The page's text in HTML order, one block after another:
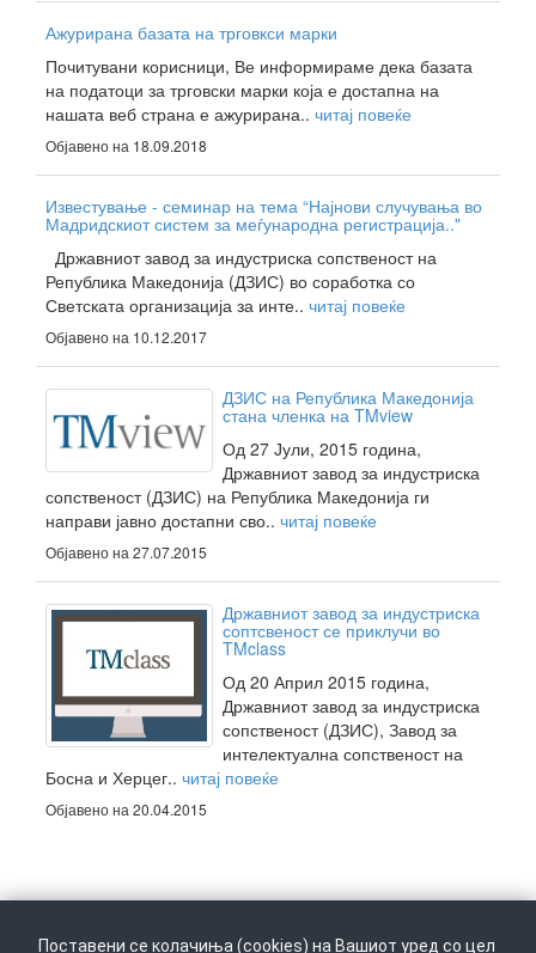
Ажурирана базата на трговкси марки
Почитувани корисници, Ве информираме дека базата
на податоци за трговски марки која е достапна на
нашата веб страна е ажурирана.. читај повеќе
Објавено на 18.09.2018
Известување - семинар на тема “Најнови случувања во
Мадридскиот систем за меѓународна регистрација.."
Државниот завод за индустриска сопственост на
Република Македонија (ДЗИС) во соработка со
Светската организација за инте.. читај повеќе
Објавено на 10.12.2017
ДЗИС на Република Македонија
стана членка на TMview
Од 27 Јули, 2015 година,
Државниот завод за индустриска
сопственост (ДЗИС) на Република Македонија ги
направи јавно достапни сво.. читај повеќе
Објавено на 27.07.2015
Државниот завод за индустриска
соптсвеност се приклучи во
TMclass
Од 20 Април 2015 година,
Државниот завод за индустриска
сопственост (ДЗИС), Завод за
интелектуална сопственост на
Босна и Херцег.. читај повеќе
Објавено на 20.04.2015
Поставени се колачиња (cookies) на Вашиот уред со цел